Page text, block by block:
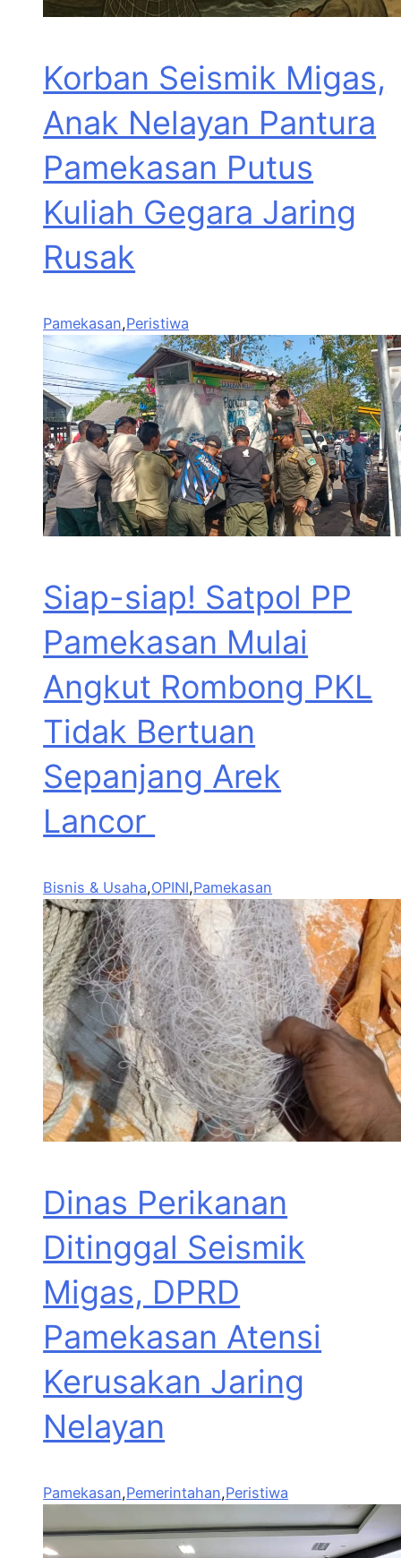
Korban Seismik Migas,
Anak Nelayan Pantura
Pamekasan Putus
Kuliah Gegara Jaring
Rusak
Pamekasan,Peristiwa
Siap-siap! Satpol PP
Pamekasan Mulai
Angkut Rombong PKL
Tidak Bertuan
Sepanjang Arek
Lancor
Bisnis & Usaha,OPINI,Pamekasan
Dinas Perikanan
Ditinggal Seismik
Migas, DPRD
Pamekasan Atensi
Kerusakan Jaring
Nelayan
Pamekasan,Pemerintahan,Peristiwa